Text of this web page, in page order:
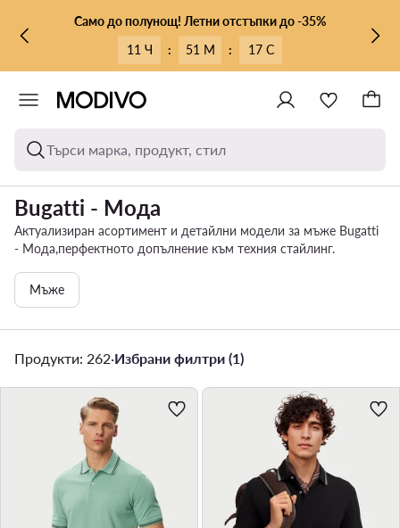
КЪМ ОСНОВНОТО СЪДЪРЖАНИЕ
КЪМ ТЪРСЕНЕСамо до полунощ! Летни отстъпки до -35%
11 Ч
: 51 М : 15 С
Търси марка, продукт, стил
Bugatti - Мода
Актуализиран асортимент и детайлни модели за мъже Bugatti
- Мода,перфектното допълнение към техния стайлинг.
Мъже
Продукти: 262·Избрани филтри (1)